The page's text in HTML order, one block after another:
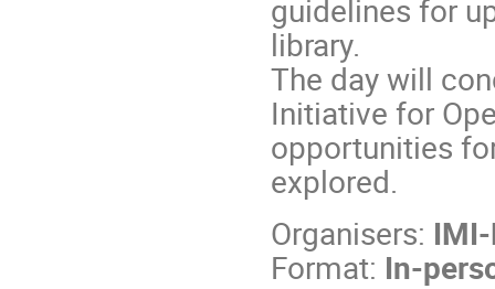
guidelines for
library.
The day will
Initiative for
opportunities
explored.
Organisers:
Format: In-